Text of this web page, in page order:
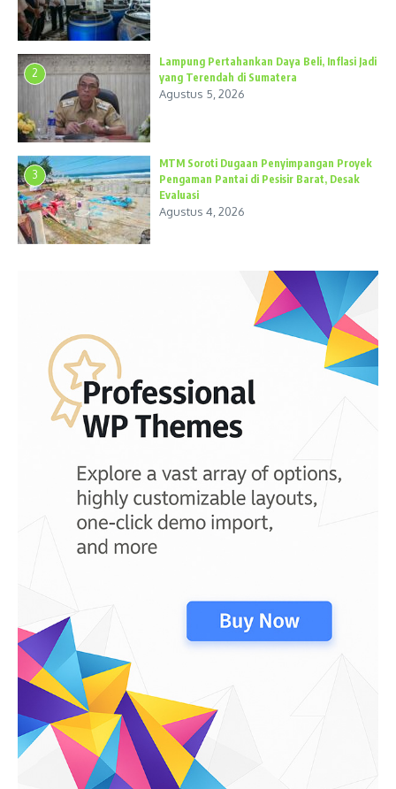
2
Lampung Pertahankan Daya Beli, Inflasi Jadi
yang Terendah di Sumatera
Agustus 5, 2026
3
MTM Soroti Dugaan Penyimpangan Proyek
Pengaman Pantai di Pesisir Barat, Desak
Evaluasi
Agustus 4, 2026